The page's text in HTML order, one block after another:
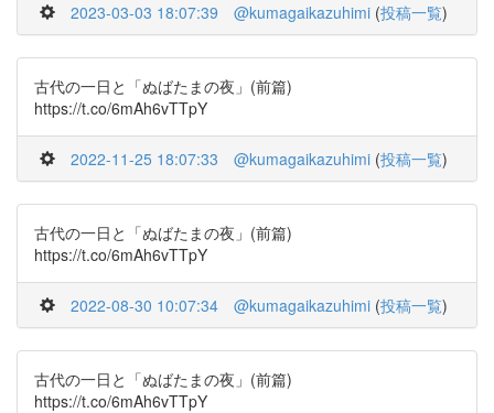
2023-03-03 18:07:39 @kumagaikazuhimi (投稿一覧)
古代の一日と「ぬばたまの夜」(前篇)
https://t.co/6mAh6vTTpY
2022-11-25 18:07:33 @kumagaikazuhimi (投稿一覧)
古代の一日と「ぬばたまの夜」(前篇)
https://t.co/6mAh6vTTpY
2022-08-30 10:07:34 @kumagaikazuhimi (投稿一覧)
古代の一日と「ぬばたまの夜」(前篇)
https://t.co/6mAh6vTTpY